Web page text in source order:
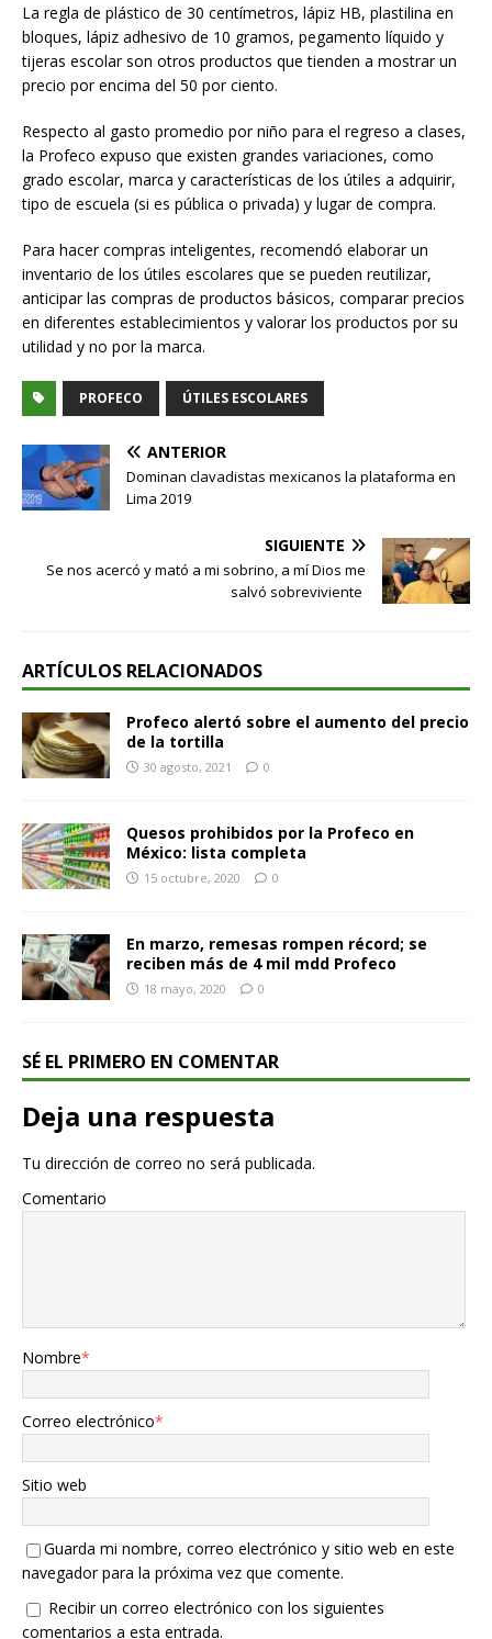
La regla de plástico de 30 centímetros, lápiz HB, plastilina en
bloques, lápiz adhesivo de 10 gramos, pegamento líquido y
tijeras escolar son otros productos que tienden a mostrar un
precio por encima del 50 por ciento.
Respecto al gasto promedio por niño para el regreso a clases,
la Profeco expuso que existen grandes variaciones, como
grado escolar, marca y características de los útiles a adquirir,
tipo de escuela (si es pública o privada) y lugar de compra.
Para hacer compras inteligentes, recomendó elaborar un
inventario de los útiles escolares que se pueden reutilizar,
anticipar las compras de productos básicos, comparar precios
en diferentes establecimientos y valorar los productos por su
utilidad y no por la marca.
PROFECO ÚTILES ESCOLARES
ANTERIOR
Dominan clavadistas mexicanos la plataforma en
Lima 2019
SIGUIENTE
Se nos acercó y mató a mi sobrino, a mí Dios me
salvó sobreviviente
ARTÍCULOS RELACIONADOS
Profeco alertó sobre el aumento del precio
de la tortilla
30 agosto, 2021 0
Quesos prohibidos por la Profeco en
México: lista completa
15 octubre, 2020 0
En marzo, remesas rompen récord; se
reciben más de 4 mil mdd Profeco
18 mayo, 2020 0
SÉ EL PRIMERO EN COMENTAR
Deja una respuesta
Tu dirección de correo no será publicada.
Comentario
Nombre*
Correo electrónico*
Sitio web
Guarda mi nombre, correo electrónico y sitio web en este
navegador para la próxima vez que comente.
Recibir un correo electrónico con los siguientes
comentarios a esta entrada.